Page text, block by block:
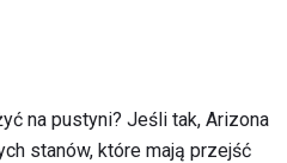
na pustyni? Jeśli tak, Arizona
stanów, które mają przejść